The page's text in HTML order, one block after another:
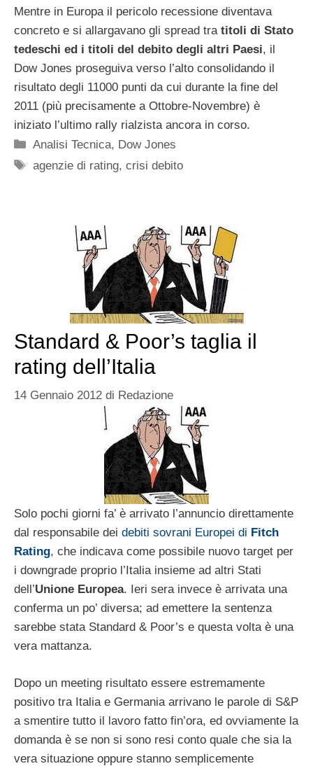
Mentre in Europa il pericolo recessione diventava
concreto e si allargavano gli spread tra titoli di Stato
tedeschi ed i titoli del debito degli altri Paesi, il
Dow Jones proseguiva verso l’alto consolidando il
risultato degli 11000 punti da cui durante la fine del
2011 (più precisamente a Ottobre-Novembre) è
iniziato l’ultimo rally rialzista ancora in corso.
Categorie
Analisi Tecnica, Dow Jones
Tag
agenzie di rating,crisi debito
Standard & Poor’s taglia il
rating dell’Italia
14 Gennaio 2012 di Redazione
Solo pochi giorni fa’ è arrivato l’annuncio direttamente
dal responsabile dei debiti sovrani Europei di Fitch
Rating, che indicava come possibile nuovo target per
i downgrade proprio l’Italia insieme ad altri Stati
dell’Unione Europea. Ieri sera invece è arrivata una
conferma un po’ diversa; ad emettere la sentenza
sarebbe stata Standard & Poor’s e questa volta è una
vera mattanza.
Dopo un meeting risultato essere estremamente
positivo tra Italia e Germania arrivano le parole di S&P
a smentire tutto il lavoro fatto fin’ora, ed ovviamente la
domanda è se non si sono resi conto quale che sia la
vera situazione oppure stanno semplicemente